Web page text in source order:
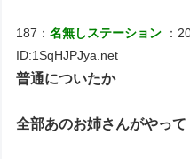
187：名無しステーション
：
ID:1SqHJPJya.net
普通についたか
全部あのお姉さんがやっ